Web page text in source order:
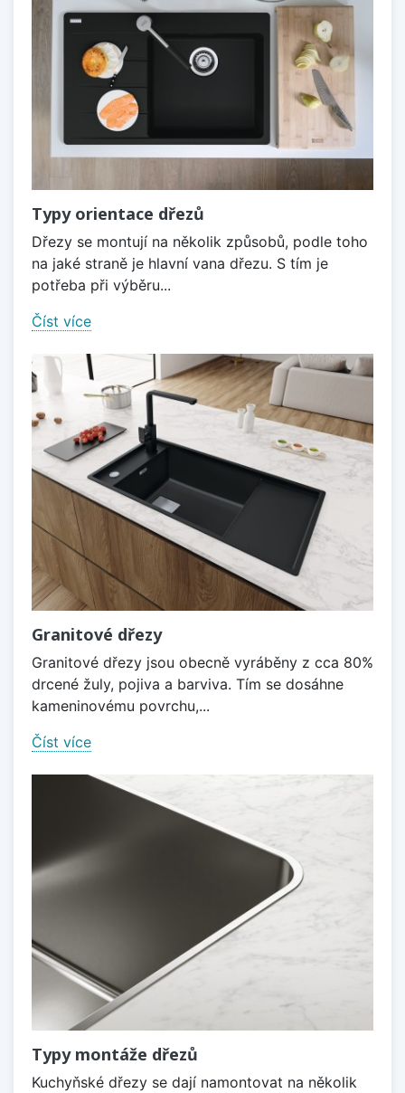
Typy orientace dřezů
Dřezy se montují na několik způsobů, podle toho
na jaké straně je hlavní vana dřezu. S tím je
potřeba při výběru...
Číst více
Granitové dřezy
Granitové dřezy jsou obecně vyráběny z cca 80%
drcené žuly, pojiva a barviva. Tím se dosáhne
kameninovému povrchu,...
Číst více
Typy montáže dřezů
Kuchyňské dřezy se dají namontovat na několik